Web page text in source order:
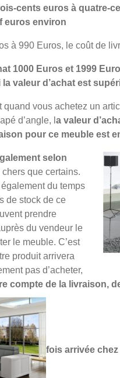
cents euros à quatre-
euros environ
à 990 Euros, le coût de
1000 Euros et 1999
valeur d’achat est
vous achetez un
d’angle, l a valeur
pour ce meuble est
selon
chers que certains.
du temps
de stock de ce
prendre
du vendeur le
le meuble. C’est
produit arrivera
pas d’acheter,
compte de la livraison,
fois arrivée